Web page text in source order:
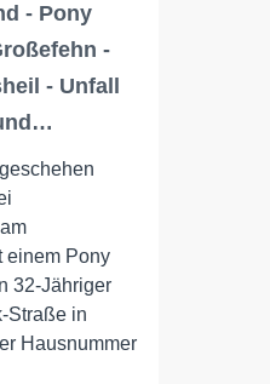
- Pony
-
- Unfall
einem Pony
32-Jähriger
Straße in
Hausnummer